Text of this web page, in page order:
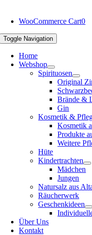
WooCommerce Cart0
Toggle Navigation
Home
Webshop
Spirituosen
Original
Brände &
Gin
Kosmetik &
Kosmetik
Produkte
Weitere
Hüte
Kindertrachten
Mädchen
Jungen
Natursalz aus
Räucherwerk
Geschenkideen
Über Uns
Kontakt